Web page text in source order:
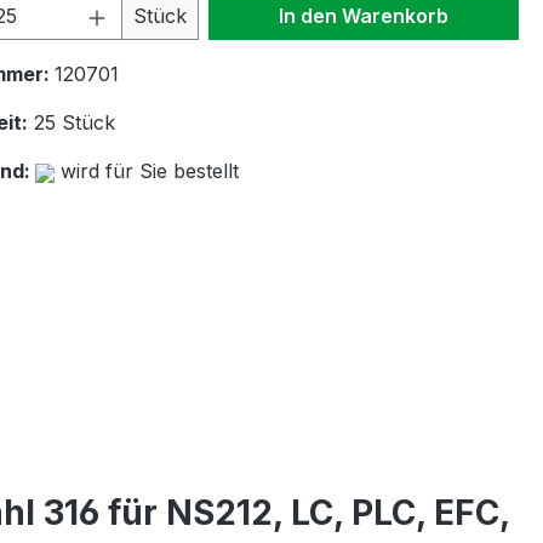
Anzahl: Gib den gewünschten Wert
Stück In den Warenkorb
120701
25 Stück
wird für Sie bestellt
für NS212, LC, PLC, EFC,